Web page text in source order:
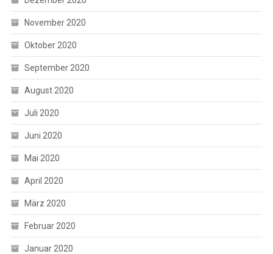
November 2020
Oktober 2020
September 2020
August 2020
Juli 2020
Juni 2020
Mai 2020
April 2020
März 2020
Februar 2020
Januar 2020